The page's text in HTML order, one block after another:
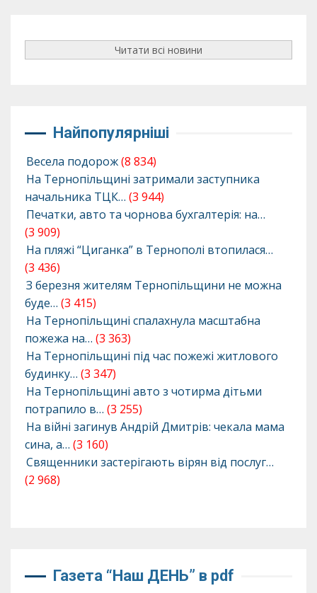
Читати всі новини
Найпопулярніші
Весела подорож(8 834)
На Тернопільщині затримали заступника
начальника ТЦК… (3 944)
Печатки, авто та чорнова бухгалтерія: на…
(3 909)
На пляжі “Циганка” в Тернополі втопилася…
(3 436)
З березня жителям Тернопільщини не можна
буде… (3 415)
На Тернопільщині спалахнула масштабна
пожежа на… (3 363)
На Тернопільщині під час пожежі житлового
будинку… (3 347)
На Тернопільщині авто з чотирма дітьми
потрапило в… (3 255)
На війні загинув Андрій Дмитрів: чекала мама
сина, а… (3 160)
Священники застерігають вірян від послуг…
(2 968)
Газета “Наш ДЕНЬ” в pdf